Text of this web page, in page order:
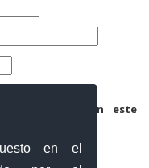
en el
y web en este